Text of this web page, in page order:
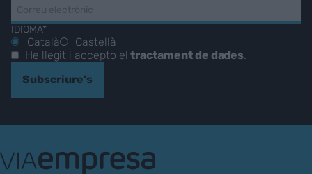
IDIOMA*
Català
Castellà
He llegit i accepto eltractament de dades.
Subscriure's